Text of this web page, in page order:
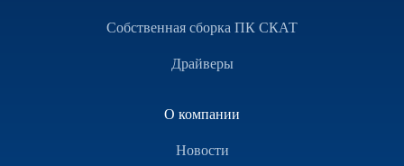
Собственная сборка ПК СКАТ
Драйверы
О компании
Новости